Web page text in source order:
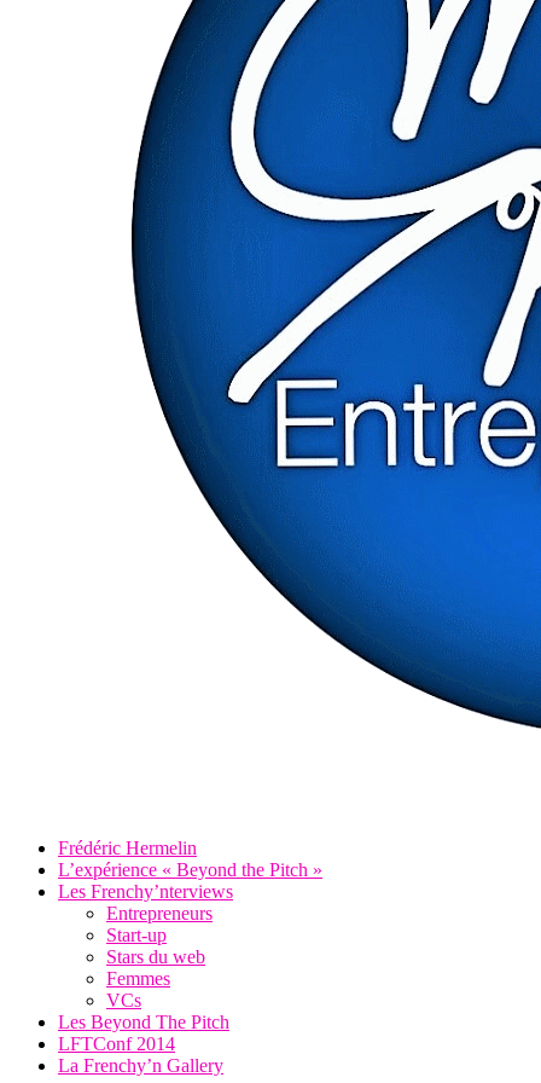
Frédéric Hermelin
L’expérience « Beyond the Pitch »
Les Frenchy’nterviews
Entrepreneurs
Start-up
Stars du web
Femmes
VCs
Les Beyond The Pitch
LFTConf 2014
La Frenchy’n Gallery